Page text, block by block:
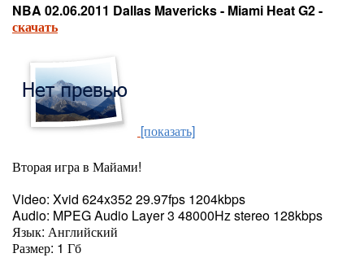
NBA 02.06.2011 Dallas Mavericks - Miami Heat G2 -
скачать
[показать]
Вторая игра в Майами!
Video: Xvid 624x352 29.97fps 1204kbps
Audio: MPEG Audio Layer 3 48000Hz stereo 128kbps
Язык: Английский
Размер: 1 Гб